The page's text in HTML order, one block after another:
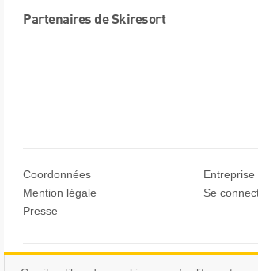
Partenaires de Skiresort
Coordonnées
Mention légale
Presse
Entreprise
Se